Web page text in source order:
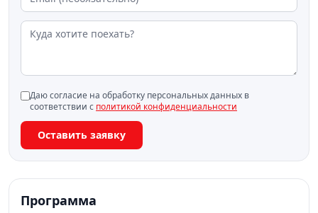
Даю согласие на обработку персональных данных в
соответствии с политикой конфиденциальности
Оставить заявку
Программа